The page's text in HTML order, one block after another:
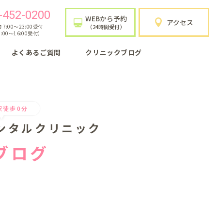
0200
7:00〜23:00受付
〜16:00受付）
WEBから予約
（24時間受付） アクセス
よくあるご質問 クリニックブログ
徒歩0分
タルクリニック
ログ